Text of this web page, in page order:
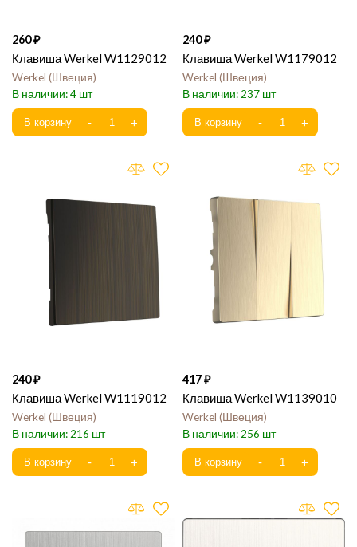
260
Клавиша Werkel W1129012
Werkel Швеция
4
240
Клавиша Werkel W1179012
Werkel Швеция
237
240
Клавиша Werkel W1119012
Werkel Швеция
216
417
Клавиша Werkel W1139010
Werkel Швеция
256